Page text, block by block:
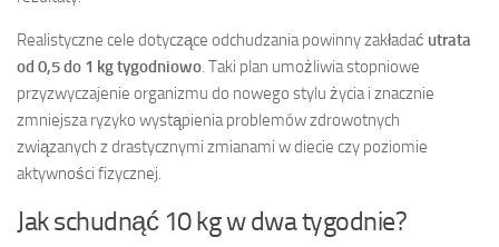
Realistyczne cele dotyczące odchudzania powinny zakładać utrata
od 0,5 do 1 kg tygodniowo . Taki plan umożliwia stopniowe
przyzwyczajenie organizmu do nowego stylu życia i znacznie
zmniejsza ryzyko wystąpienia problemów zdrowotnych
związanych z drastycznymi zmianami w diecie czy poziomie
aktywności fizycznej.
Jak schudnąć 10 kg w dwa tygodnie?